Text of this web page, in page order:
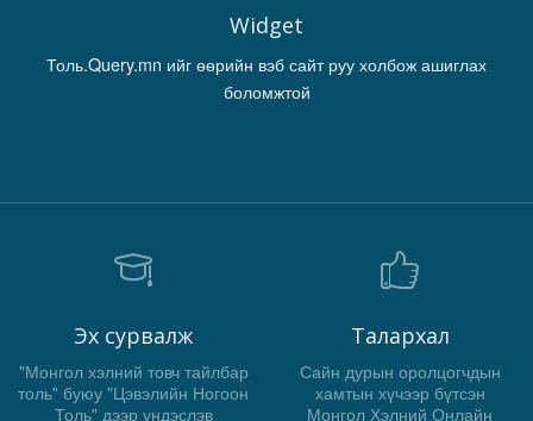
Widget
Толь.Query.mn ийг өөрийн вэб сайт руу холбож ашиглах
боломжтой
Эх сурвалж
"Монгол хэлний товч тайлбар
толь" буюу "Цэвэлийн Ногоон
Толь" дээр үндэслэв
Талархал
Сайн дурын оролцогчдын
хамтын хүчээр бүтсэн
Монгол Хэлний Онлайн